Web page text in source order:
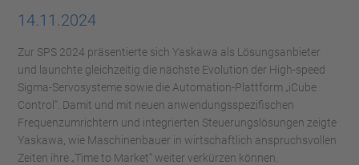
14.11.2024
Zur SPS 2024 präsentierte sich Yaskawa als Lösungsanbieter
und launchte gleichzeitig die nächste Evolution der High-speed
Sigma-Servosysteme sowie die Automation-Plattform „iCube
Control“. Damit und mit neuen anwendungsspezifischen
Frequenzumrichtern und integrierten Steuerungslösungen zeigte
Yaskawa, wie Maschinenbauer in wirtschaftlich anspruchsvollen
Zeiten ihre „Time to Market“ weiter verkürzen können.